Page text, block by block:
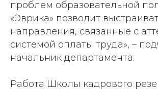
проблем образовательной
«Эврика» позволит
направления, связанные с
системой оплаты труда», –
начальник департамента.
Работа Школы кадрового